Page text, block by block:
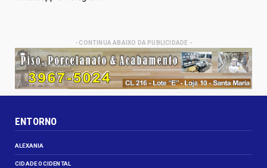
- CONTINUA ABAIXO DA PUBLICIDADE -
ENTORNO
ALEXANIA
CIDADE OCIDENTAL